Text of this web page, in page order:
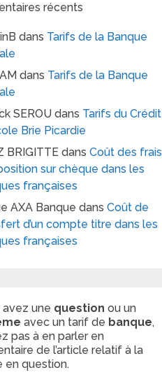
récents
dans Tarifs de la Banque
dans Tarifs de la Banque
SEROU dans Tarifs du Crédit
Brie Picardie
BRIGITTE dansCoût des frais
sur chèque dans les
françaises
AXA Banque dansCoût de
d’un compte titre dans les
françaises
avez une question ou un
avec un tarif de banque,
pas à en parler en
de l’article relatif à la
en question.